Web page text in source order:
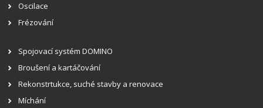
Oscilace
Frézování
Spojovací systém DOMINO
Broušení a kartáčování
Rekonstrtukce, suché stavby a renovace
Míchání